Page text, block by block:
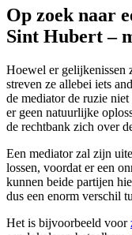
Op zoek naar
Sint Hubert –
Hoewel er gelijkenissen
streven ze allebei iets
de mediator de ruzie
er geen natuurlijke
de rechtbank zich over
Een mediator zal zijn
lossen, voordat er een
kunnen beide partijen
dus een enorm verschil
Het is bijvoorbeeld voor